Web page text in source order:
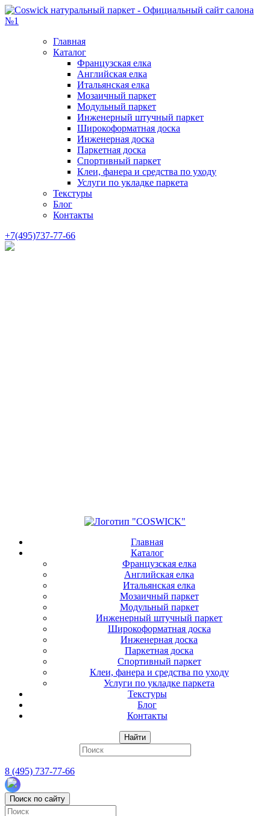
Главная
Каталог
Французская елка
Английская елка
Итальянская елка
Мозаичный паркет
Модульный паркет
Инженерный штучный паркет
Широкоформатная доска
Инженерная доска
Паркетная доска
Спортивный паркет
Клеи, фанера и средства по уходу
Услуги по укладке паркета
Текстуры
Блог
Контакты
+7(495)737-77-66
Главная
Каталог
Французская елка
Английская елка
Итальянская елка
Мозаичный паркет
Модульный паркет
Инженерный штучный паркет
Широкоформатная доска
Инженерная доска
Паркетная доска
Спортивный паркет
Клеи, фанера и средства по уходу
Услуги по укладке паркета
Текстуры
Блог
Контакты
Найти
8 (495) 737-77-66
Поиск по сайту